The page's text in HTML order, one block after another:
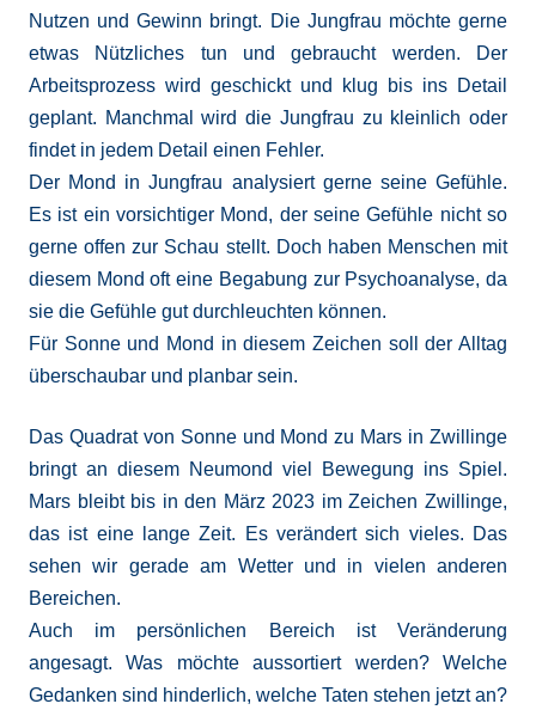
Nutzen und Gewinn bringt. Die Jungfrau möchte gerne
etwas Nützliches tun und gebraucht werden. Der
Arbeitsprozess wird geschickt und klug bis ins Detail
geplant. Manchmal wird die Jungfrau zu kleinlich oder
findet in jedem Detail einen Fehler.
Der Mond in Jungfrau analysiert gerne seine Gefühle.
Es ist ein vorsichtiger Mond, der seine Gefühle nicht so
gerne offen zur Schau stellt. Doch haben Menschen mit
diesem Mond oft eine Begabung zur Psychoanalyse, da
sie die Gefühle gut durchleuchten können.
Für Sonne und Mond in diesem Zeichen soll der Alltag
überschaubar und planbar sein.
Das Quadrat von Sonne und Mond zu Mars in Zwillinge
bringt an diesem Neumond viel Bewegung ins Spiel.
Mars bleibt bis in den März 2023 im Zeichen Zwillinge,
das ist eine lange Zeit. Es verändert sich vieles. Das
sehen wir gerade am Wetter und in vielen anderen
Bereichen.
Auch im persönlichen Bereich ist Veränderung
angesagt. Was möchte aussortiert werden? Welche
Gedanken sind hinderlich, welche Taten stehen jetzt an?